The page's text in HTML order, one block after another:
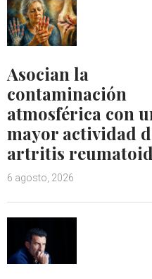
Asocian la
contaminación
atmosférica con
mayor actividad
artritis
6 agosto, 2026